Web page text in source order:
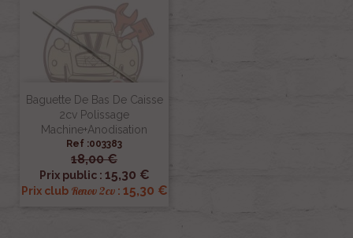
Baguette De Bas De Caisse
2cv Polissage
Machine+anodisation
Ref :003383
18,00 €
Prix public : 15,30 €
Prix club Renov 2cv: 15,30 €